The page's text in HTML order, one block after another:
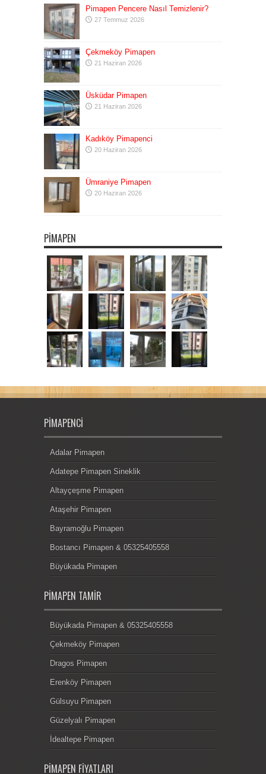
Pimapen Pencere Nasıl Temizlenir?
27 Temmuz 2026
Çekmeköy Pimapen
21 Haziran 2026
Üsküdar Pimapen
21 Haziran 2026
Kadıköy Pimapenci
20 Haziran 2026
Ümraniye Pimapen
20 Haziran 2026
PIMAPEN
PIMAPENCI
Adalar Pimapen
Adatepe Pimapen Sineklik
Altayçeşme Pimapen
Ataşehir Pimapen
Bayramoğlu Pimapen
Bostancı Pimapen & 05325405558
Büyükada Pimapen
PIMAPEN TAMIR
Büyükada Pimapen & 05325405558
Çekmeköy Pimapen
Dragos Pimapen
Erenköy Pimapen
Gülsuyu Pimapen
Güzelyalı Pimapen
İdealtepe Pimapen
PIMAPEN FIYATLARI